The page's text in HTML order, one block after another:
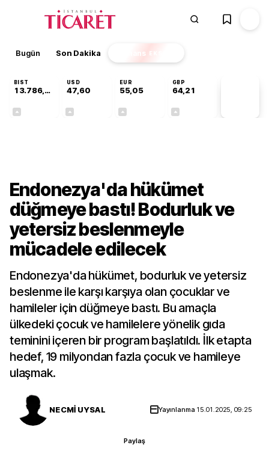
Bugün Son Dakika Finans EKSTRA
BIST
13.786,74
USD
47,60
EUR
55,05
GBP
64,21
Endonezya'da hükümet
düğmeye bastı! Bodurluk ve
yetersiz beslenmeyle
mücadele edilecek
Endonezya'da hükümet, bodurluk ve yetersiz
beslenme ile karşı karşıya olan çocuklar ve
hamileler için düğmeye bastı. Bu amaçla
ülkedeki çocuk ve hamilelere yönelik gıda
teminini içeren bir program başlatıldı. İlk etapta
hedef, 19 milyondan fazla çocuk ve hamileye
ulaşmak.
NECMİ UYSAL Yayınlanma 15.01.2025, 09:25
Paylaş